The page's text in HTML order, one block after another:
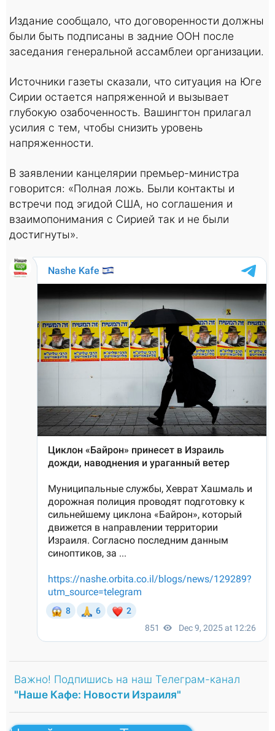
Издание сообщало, что договоренности должны
были быть подписаны в задние ООН после
заседания генеральной ассамблеи организации.
Источники газеты сказали, что ситуация на Юге
Сирии остается напряженной и вызывает
глубокую озабоченность. Вашингтон прилагал
усилия с тем, чтобы снизить уровень
напряженности.
В заявлении канцелярии премьер-министра
говорится: «Полная ложь. Были контакты и
встречи под эгидой США, но соглашения и
взаимопонимания с Сирией так и не были
достигнуты».
Важно! Подпишись на наш Телеграм-канал
"Наше Кафе: Новости Израиля"